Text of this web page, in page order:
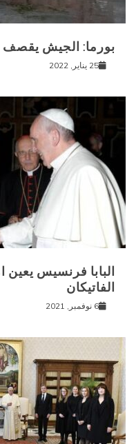
بورما: الجيش يقصف
25 يناير, 2022
البابا فرنسيس
الفاتيكان
6 نوفمبر, 2021